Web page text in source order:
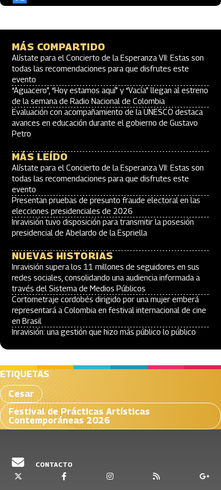
MÁS COMPARTIDO
Alístate para el Concierto de la Esperanza VII: Estas son
todas las recomendaciones para que disfrutes este
evento
“Aguacero”, “Hoy estamos aquí” y “Vacía” llegan al estreno
de la semana de Radio Nacional de Colombia
Evaluación con acompañamiento de la UNESCO destaca
avances en educación durante el gobierno de Gustavo
Petro
MÁS LEÍDO
Alístate para el Concierto de la Esperanza VII: Estas son
todas las recomendaciones para que disfrutes este
evento
Presentan pruebas de presunto fraude electoral en las
elecciones presidenciales de 2026
Inravisión tuvo disposición para transmitir la posesión
presidencial de Abelardo de la Espriella
NUEVAS HISTORIAS
Inravisión supera los 11 millones de seguidores en sus
redes sociales, consolidando una audiencia informada a
través del Sistema de Medios Públicos
Cortometraje cordobés dirigido por una mujer emberá
representará a Colombia en festival internacional de cine
en Brasil
Inravisión: una gestión que hizo más público lo público
ETIQUETAS
Cesar
Festival de Prácticas Artísticas
Contemporáneas 2026
CONTACTO